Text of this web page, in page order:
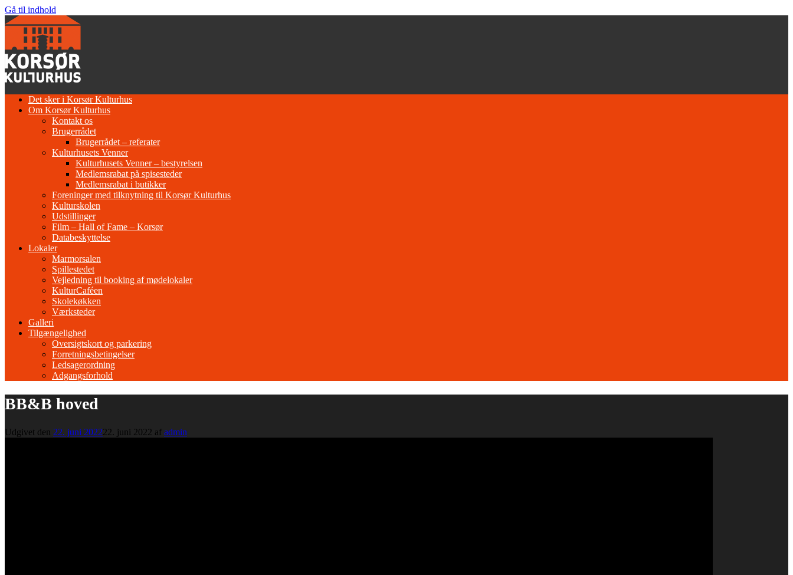
Gå til indhold
Det sker i Korsør Kulturhus
Om Korsør Kulturhus
Kontakt os
Brugerrådet
Brugerrådet – referater
Kulturhusets Venner
Kulturhusets Venner – bestyrelsen
Medlemsrabat på spisesteder
Medlemsrabat i butikker
Foreninger med tilknytning til Korsør Kulturhus
Kulturskolen
Udstillinger
Film – Hall of Fame – Korsør
Databeskyttelse
Lokaler
Marmorsalen
Spillestedet
Vejledning til booking af mødelokaler
KulturCaféen
Skolekøkken
Værksteder
Galleri
Tilgængelighed
Oversigtskort og parkering
Forretningsbetingelser
Ledsagerordning
Adgangsforhold
BB&B hoved
Udgivet den 22. juni 202222. juni 2022 af admin